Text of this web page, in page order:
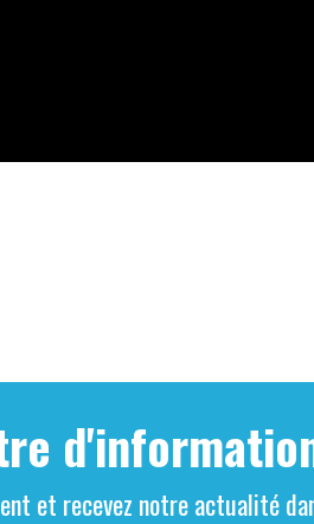
et recevez notre actualité